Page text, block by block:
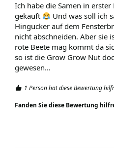
Ich habe die Samen in
gekauft
Und was soll ich
Hingucker auf dem
nicht abschneiden. Aber sie
rote Beete mag kommt da
so ist die Grow Grow Nut
gewesen...
1 Person hat diese Bewertung
Fanden Sie diese Bewertung